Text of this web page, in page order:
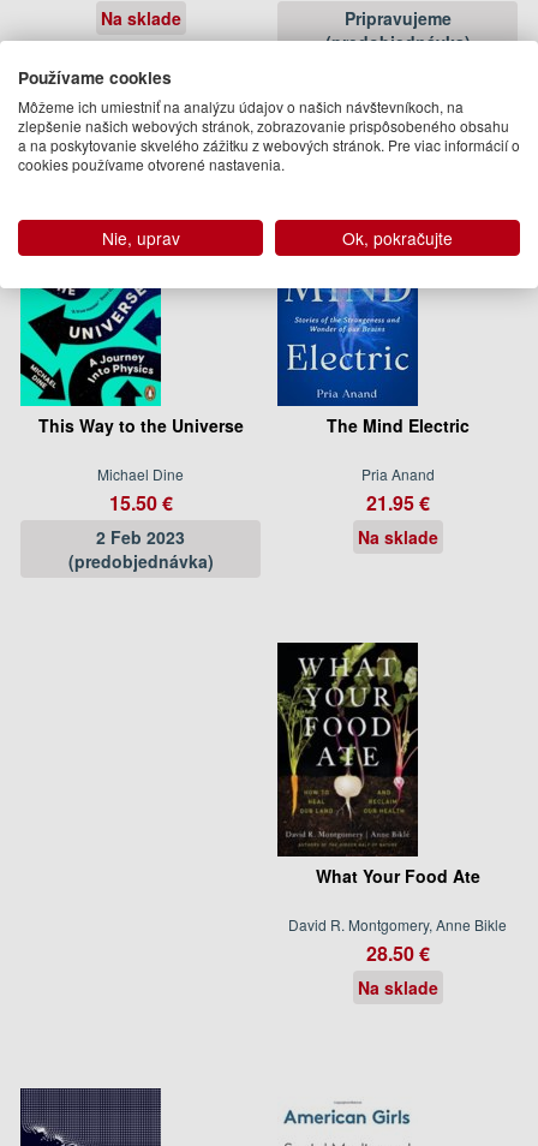
Na sklade
Pripravujeme
(predobjednávka)
Podobné knihy
This Way to the Universe
Michael Dine
15.50 €
2 Feb 2023
(predobjednávka)
The Mind Electric
Pria Anand
21.95 €
Na sklade
What Your Food Ate
David R. Montgomery, Anne Bikle
28.50 €
Na sklade
Používame cookies
Môžeme ich umiestniť na analýzu údajov o našich návštevníkoch, na
zlepšenie našich webových stránok, zobrazovanie prispôsobeného obsahu
a na poskytovanie skvelého zážitku z webových stránok. Pre viac informácií o
cookies používame otvorené nastavenia.
Nie, uprav Ok, pokračujte